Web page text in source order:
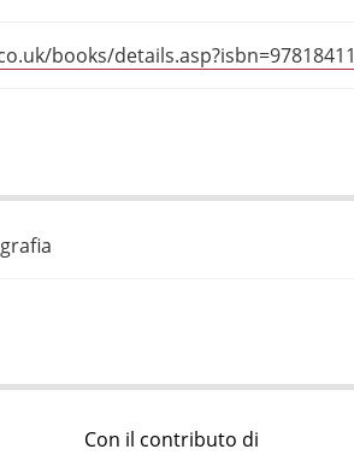
books/
Con il contributo di